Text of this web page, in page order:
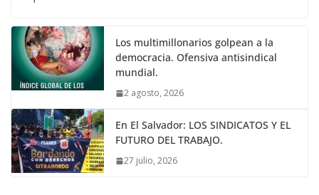
Los multimillonarios golpean a la
democracia. Ofensiva antisindical
mundial.
2 agosto, 2026
En El Salvador: LOS SINDICATOS Y EL
FUTURO DEL TRABAJO.
27 julio, 2026